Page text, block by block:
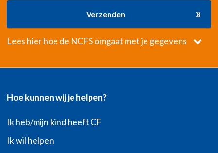
Verzenden »
Lees hier hoe de NCFS omgaat met je gegevens
Hoe kunnen wij je helpen?
Ik heb/mijn kind heeft CF
Ik wil helpen